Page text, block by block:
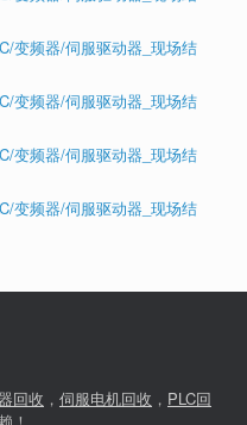
变频器/伺服驱动器_现场结
变频器/伺服驱动器_现场结
变频器/伺服驱动器_现场结
变频器/伺服驱动器_现场结
回收 ， 伺服电机回收 ， PLC回